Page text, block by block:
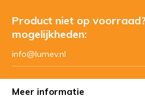
Product niet op
mogelijkheden:
info@lumev.nl
Meer informatie